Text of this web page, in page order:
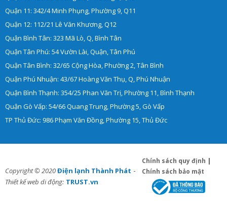
Quận 11: 342/4 Minh Phụng, Phường 9, Q11
Quận 12: 112/21 Lê Văn Khương, Q12
Quận Bình Tân: 323 Mã Lò, Q, Bình Tân
Quận Tân Phú: 54 Vườn Lài, Quận, Tân Phú
Quận Tân Bình: 32/65 Cộng Hòa, Phường 2, Tân Bình
Quận Phú Nhuận: 43/67 Hoàng Văn Thụ, Q, Phú Nhuận
Quận Bình Thạnh: 354/25 Phan Văn Trị, Phường 11, Bình Thạnh
Quận Gò Vấp: 54/66 Quang Trung, Phường 5, Gò Vấp
TP Thủ Đức: 986 Phạm Văn Đồng, Phường 15, Thủ Đức
Copyright © 2020Điện lạnh Thành Phát -
Thiết kế web di động: TRUST.vn
Chính sách quy định |
Chính sách bảo mật